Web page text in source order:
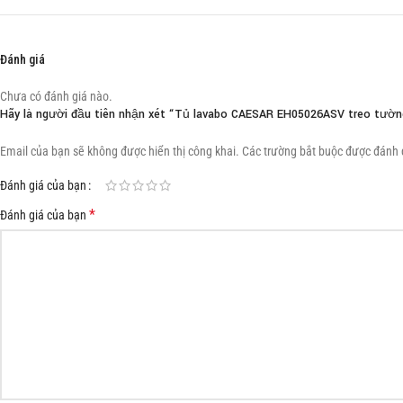
Đánh giá
Chưa có đánh giá nào.
Hãy là người đầu tiên nhận xét “Tủ lavabo CAESAR EH05026ASV treo
Email của bạn sẽ không được hiển thị công khai. Các trường bắt buộc được đánh
Đánh giá của bạn
Đánh giá của bạn *